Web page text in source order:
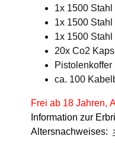
1x 1500
1x 1500
1x 1500
20x Co2
ca. 100
Frei ab 18 Jahren,
Information zur
Altersnachweises: